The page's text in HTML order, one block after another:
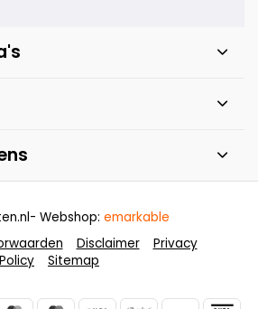
Disclaimer
Privacy
Policy
Sitemap
- Webshop: emarkable